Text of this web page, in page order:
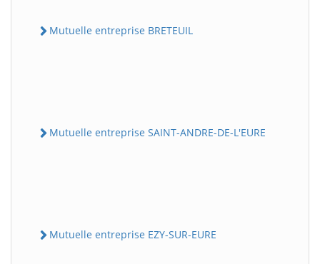
Mutuelle entreprise BRETEUIL
Mutuelle entreprise SAINT-ANDRE-DE-L'EURE
Mutuelle entreprise EZY-SUR-EURE